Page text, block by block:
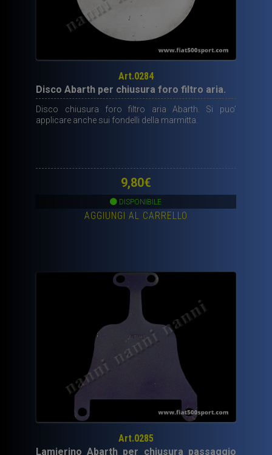
Art.0284
Disco Abarth per chiusura foro filtro aria.
Disco chiusura foro filtro aria Abarth. Si puo’
applicare anche sui fondelli della marmitta.
9,80€
DISPONIBILE
AGGIUNGI AL CARRELLO
Art.0285
Lamierino Abarth per chiusura passaggio